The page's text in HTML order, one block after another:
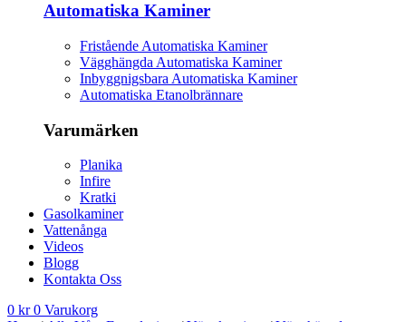
Automatiska Kaminer
Fristående Automatiska Kaminer
Vägghängda Automatiska Kaminer
Inbyggnigsbara Automatiska Kaminer
Automatiska Etanolbrännare
Varumärken
Planika
Infire
Kratki
Gasolkaminer
Vattenånga
Videos
Blogg
Kontakta Oss
0 kr 0 Varukorg